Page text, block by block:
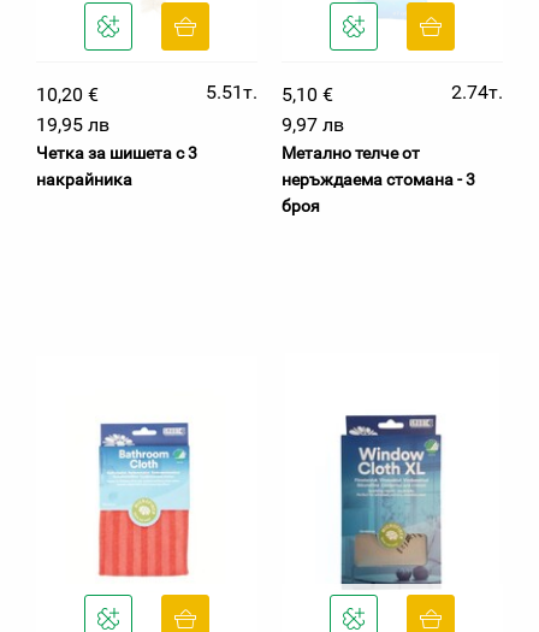
10,20 €
5.51т.
19,95 лв
Четка за шишета с 3
накрайника
5,10 €
2.74т.
9,97 лв
Метално телче от
неръждаема стомана - 3
броя